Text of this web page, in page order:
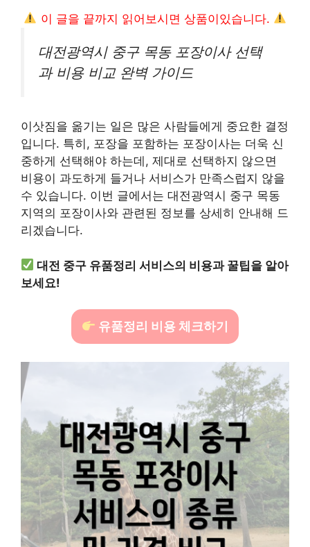
이 글을 끝까지 읽어보시면 상품이있습니다.
대전광역시 중구 목동 포장이사 선택
과 비용 비교 완벽 가이드
이삿짐을 옮기는 일은 많은 사람들에게 중요한 결정
입니다. 특히, 포장을 포함하는 포장이사는 더욱 신
중하게 선택해야 하는데, 제대로 선택하지 않으면
비용이 과도하게 들거나 서비스가 만족스럽지 않을
수 있습니다. 이번 글에서는 대전광역시 중구 목동
지역의 포장이사와 관련된 정보를 상세히 안내해 드
리겠습니다.
대전 중구 유품정리 서비스의 비용과 꿀팁을 알아
보세요!
유품정리 비용 체크하기